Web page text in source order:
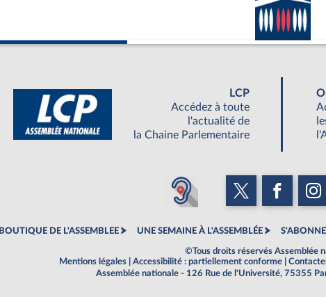
LCP
Accédez à toute
l'actualité de
la Chaine Parlementaire
BOUTIQUE DE L'ASSEMBLEE UNE SEMAINE À L'ASSEMBLÉE
©Tous droits réservés Assemblée
Mentions légales
Accessibilité : partiellement conforme
Assemblée nationale - 126 Rue de l'Université, 75355